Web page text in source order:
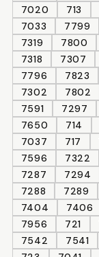
7020
713
7033
7799
7319
7800
7318
7307
7796
7823
7302
7802
7591
7297
7650
714
7037
717
7596
7322
7287
7294
7288
7289
7404
7406
7956
721
7542
7541